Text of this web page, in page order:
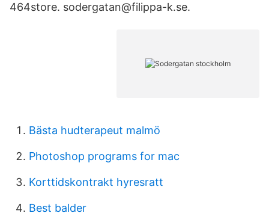
464store. sodergatan@filippa-k.se.
Bästa hudterapeut malmö
Photoshop programs for mac
Korttidskontrakt hyresratt
Best balder